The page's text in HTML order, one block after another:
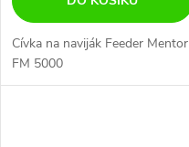
Cívka na naviják Feeder Mentor
FM 5000